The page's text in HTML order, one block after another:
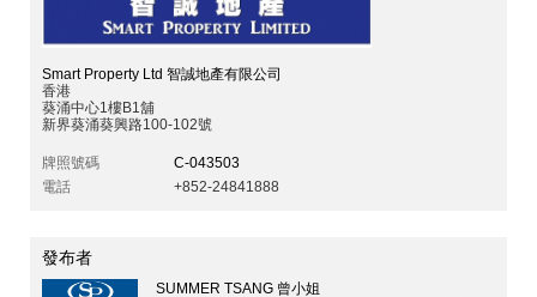
Smart Property Ltd 智誠地產有限公司
香港
葵涌中心1樓B1舖
新界葵涌葵興路100-102號
牌照號碼
C-043503
電話
+852-24841888
發布者
SUMMER TSANG 曾小姐